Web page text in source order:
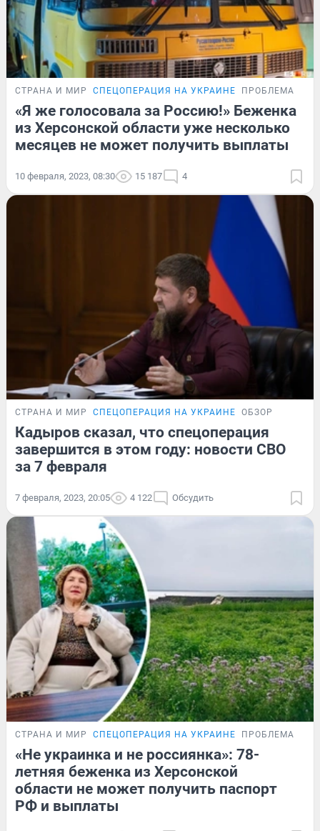
СТРАНА И МИР СПЕЦОПЕРАЦИЯ НА УКРАИНЕ ПРОБЛЕМА
«Я же голосовала за Россию!» Беженка
из Херсонской области уже несколько
месяцев не может получить выплаты
10 февраля, 2023, 08:30 15 187 4
СТРАНА И МИР СПЕЦОПЕРАЦИЯ НА УКРАИНЕ ОБЗОР
Кадыров сказал, что спецоперация
завершится в этом году: новости СВО
за 7 февраля
7 февраля, 2023, 20:05 4 122 Обсудить
СТРАНА И МИР СПЕЦОПЕРАЦИЯ НА УКРАИНЕ ПРОБЛЕМА
«Не украинка и не россиянка»: 78-
летняя беженка из Херсонской
области не может получить паспорт
РФ и выплаты